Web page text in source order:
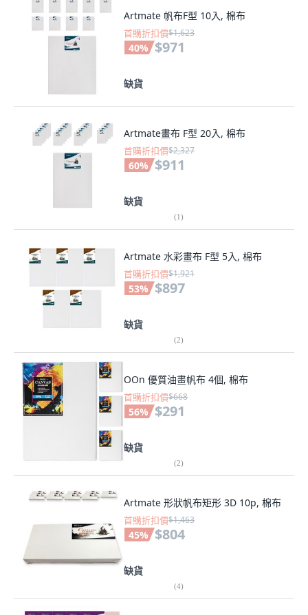
Artmate 帆布F型 10入, 棉布
首購折扣價$1,623
40% $971
缺貨
Artmate畫布 F型 20入, 棉布
首購折扣價$2,327
60% $911
缺貨
(1)
Artmate 水彩畫布 F型 5入, 棉布
首購折扣價$1,921
53% $897
缺貨
(2)
OOn 優質油畫帆布 4個, 棉布
首購折扣價$668
56% $291
缺貨
(2)
Artmate 形狀帆布矩形 3D 10p, 棉布
首購折扣價$1,463
45% $804
缺貨
(4)